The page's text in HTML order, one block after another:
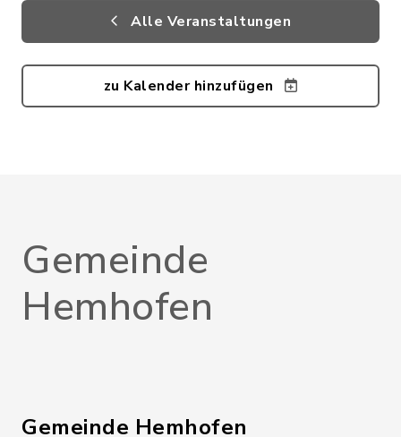
Alle Veranstaltungen
zu Kalender hinzufügen
Gemeinde
Hemhofen
Gemeinde Hemhofen